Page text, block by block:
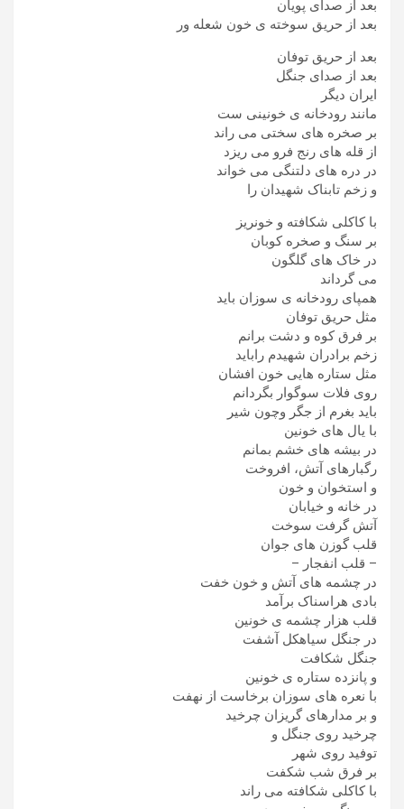
بعد از صدای پويان
بعد از حريق سوخته ی خون شعله ور
بعد از حريق توفان
بعد از صدای جنگل
ايران ديگر
مانند رودخانه ی خونينی ست
بر صخره های سختی می راند
از قله های رنج فرو می ريزد
در دره های دلتنگی می خواند
و زخم تابناک شهيدان را
با کاکلی شکافته و خونريز
بر سنگ و صخره کوبان
در خاک های گلگون
می گرداند
همپای رودخانه ی سوزان بايد
مثل حريق توفان
بر فرق کوه و دشت برانم
زخم برادران شهيدم رابايد
مثل ستاره هايی خون افشان
روی فلات سوگوار بگردانم
بايد بغرم از جگر وچون شير
با يال های خونين
در بيشه های خشم بمانم
رگبارهای آتش، افروخت
و استخوان و خون
در خانه و خيابان
آتش گرفت سوخت
قلب گوزن های جوان
– قلب انفجار –
در چشمه های آتش و خون خفت
بادی هراسناک برآمد
قلب هزار چشمه ی خونين
در جنگل سياهکل آشفت
جنگل شکافت
و پانزده ستاره ی خونين
با نعره های سوزان برخاست از نهفت
و بر مدارهای گريزان چرخيد
چرخيد روی جنگل و
توفيد روی شهر
بر فرق شب شکفت
با کاکلی شکافته می راند